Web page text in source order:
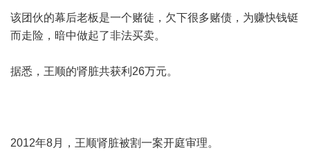
该团伙的幕后老板是一个赌徒，欠下很多赌债，为赚快钱铤
而走险，暗中做起了非法买卖。
据悉，王顺的肾脏共获利26万元。
2012年8月，王顺肾脏被割一案开庭审理。